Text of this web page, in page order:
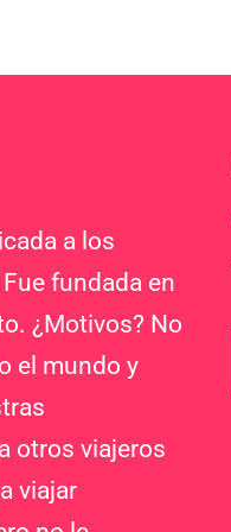
a los
fundada en
¿Motivos? No
el mundo y
otros viajeros
viajar